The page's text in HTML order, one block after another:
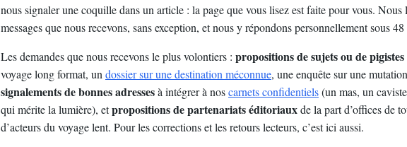
nous signaler une coquille dans un article : la page que vous lisez est faite pour vous. Nous
messages que nous recevons, sans exception, et nous y répondons personnellement sous
Les demandes que nous recevons le plus volontiers : propositions de sujets ou de pigistes
voyage long format, un dossier sur une destination méconnue, une enquête sur une
signalements de bonnes adressesà intégrer à noscarnets confidentiels(un mas, un
qui mérite la lumière), etpropositions de partenariats éditoriauxde la part d’offices de
d’acteurs du voyage lent. Pour les corrections et les retours lecteurs, c’est ici aussi.